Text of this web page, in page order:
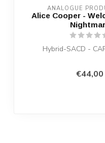
ANALOGUE
Alice Cooper -
Hybrid-SACD -
€44,00